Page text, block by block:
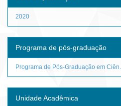
2020
Programa de pós-graduação
Programa de Pós-Graduação em Ciên...
Unidade Acadêmica